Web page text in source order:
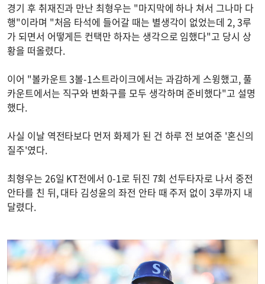
경기 후 취재진과 만난 최형우는 "마지막에 하나 쳐서 그나마 다
행"이라며 "처음 타석에 들어갈 때는 별생각이 없었는데 2, 3루
가 되면서 어떻게든 컨택만 하자는 생각으로 임했다"고 당시 상
황을 떠올렸다.
이어 "볼카운트 3볼-1스트라이크에서는 과감하게 스윙했고, 풀
카운트에서는 직구와 변화구를 모두 생각하며 준비했다"고 설명
했다.
사실 이날 역전타보다 먼저 화제가 된 건 하루 전 보여준 '혼신의
질주'였다.
최형우는 26일 KT전에서 0-1로 뒤진 7회 선두타자로 나서 중전
안타를 친 뒤, 대타 김성윤의 좌전 안타 때 주저 없이 3루까지 내
달렸다.